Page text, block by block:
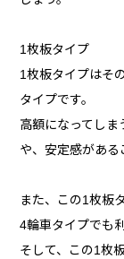
1枚板タイプ
1枚板タイプはそ
タイプです。
高額になってしま
や、安定感がある
また、この1枚板
4輪車タイプでも
そして、この1枚